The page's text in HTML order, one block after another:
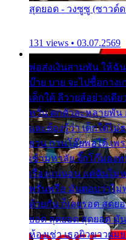
สุดยอด - วงซูซู (ซาวด์
131 views • 03.07.2569
พ่อส่งเงินสามพัน ให้ฉั
บ๊าย บาย จะไปซื้อกางเ
เด็กใต้ ลีวายส์อย่างเดี
หวั่น ตกตัวละหลายพัน
และต้องรู้ว่า เด็กใต้ไม่
ยวน กวนโอ๊ยพอได้ เพ
เข้ามหาลัย จิ๊กโก๊มอง
เรื่องแน่นอน แต่ฉันไม่
พรั่นพรือ มันตอบว่าไม่
ด้วยกัน ก็เลยรอด สุด
ยอด สุดยอด สุดยอด มั
ห้องเช่า เธอผิวขาวผม